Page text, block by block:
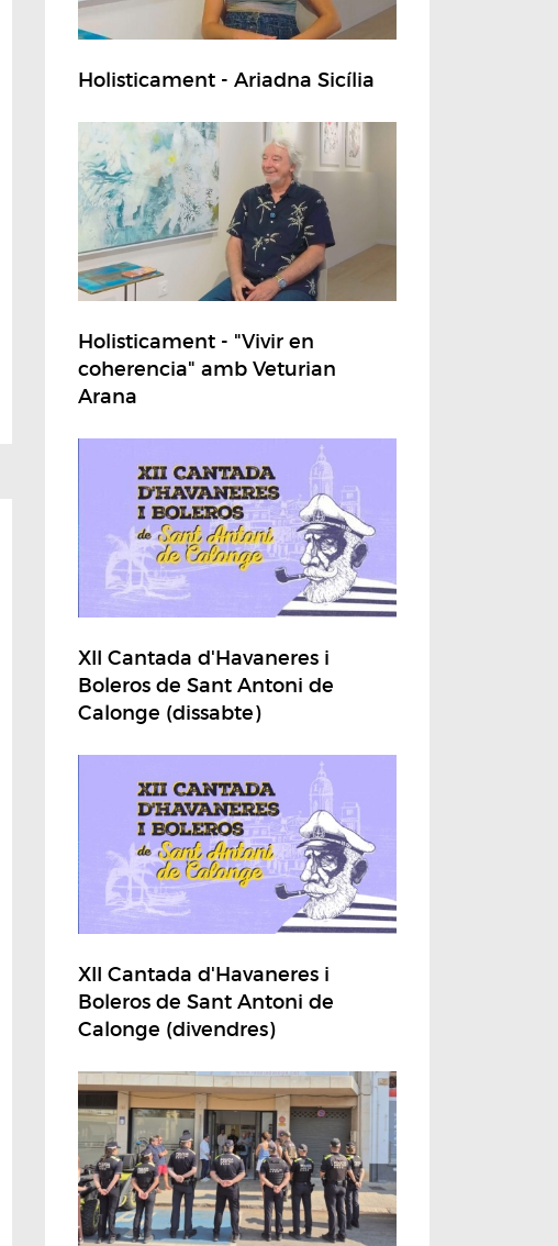
Holisticament - Ariadna Sicília
Holisticament - "Vivir en
coherencia" amb Veturian
Arana
XII Cantada d'Havaneres i
Boleros de Sant Antoni de
Calonge (dissabte)
XII Cantada d'Havaneres i
Boleros de Sant Antoni de
Calonge (divendres)